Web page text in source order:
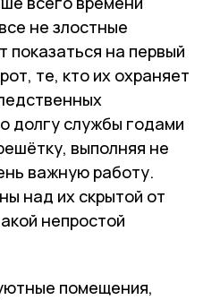
не злостные
показаться на первый
те, кто их охраняет
долгу службы годами
выполняя не
важную работу.
над их скрытой от
непростой
помещения,